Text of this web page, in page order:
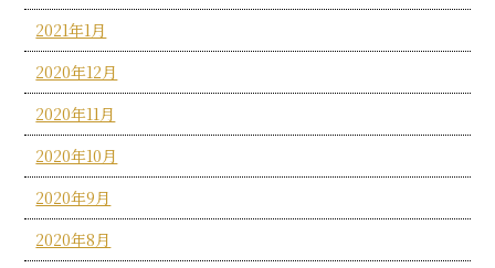
2021年1月
2020年12月
2020年11月
2020年10月
2020年9月
2020年8月